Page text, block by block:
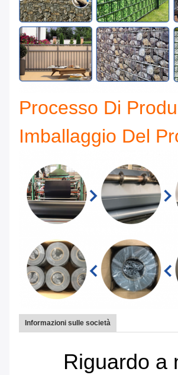
Processo Di
Imballaggio Del
Informazioni sulle società
Riguardo a